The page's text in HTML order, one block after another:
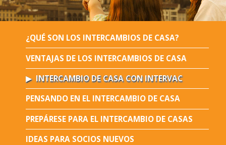
¿QUÉ SON LOS INTERCAMBIOS DE CASA?
VENTAJAS DE LOS INTERCAMBIOS DE CASA
INTERCAMBIO DE CASA CON INTERVAC
PENSANDO EN EL INTERCAMBIO DE CASA
PREPÁRESE PARA EL INTERCAMBIO DE CASAS
IDEAS PARA SOCIOS NUEVOS